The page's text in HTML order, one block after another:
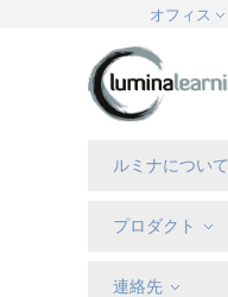
オフィス
ルミナについて
プロダクト
連絡先